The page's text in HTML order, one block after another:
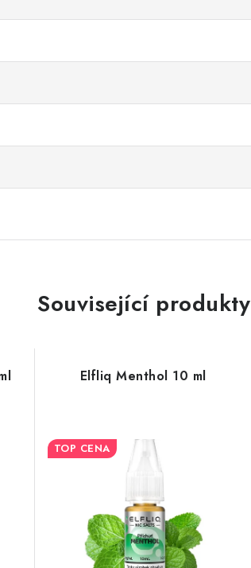
Související produkty
Elfliq Menthol 10 ml
TOP CENA